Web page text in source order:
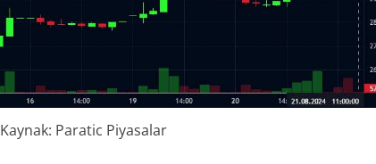
Kaynak: Paratic Piyasalar